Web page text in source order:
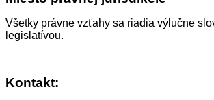
Všetky právne vzťahy sa riadia výlučne
legislatívou.
Kontakt: